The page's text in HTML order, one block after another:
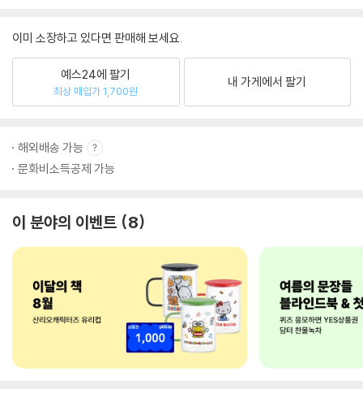
이미 소장하고 있다면 판매해 보세요.
예스24에 팔기
최상 매입가 1,700원
내 가게에서 팔기
해외배송 가능
문화비소득공제 가능
이 분야의 이벤트 8